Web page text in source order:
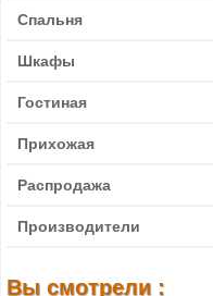
Спальня
Шкафы
Гостиная
Прихожая
Распродажа
Производители
Вы смотрели :